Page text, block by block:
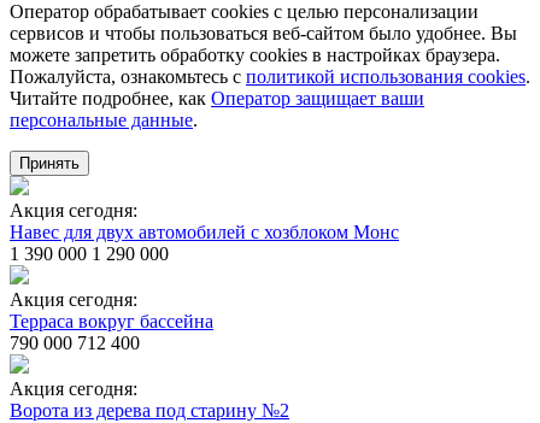
Оператор обрабатывает cookies с целью персонализации
сервисов и чтобы пользоваться веб-сайтом было удобнее. Вы
можете запретить обработку сookies в настройках браузера.
Пожалуйста, ознакомьтесь с политикой использования cookies.
Читайте подробнее, как Оператор защищает ваши
персональные данные.
Принять
Акция сегодня:
Навес для двух автомобилей с хозблоком Монс
1 390 000 1 290 000
Акция сегодня:
Терраса вокруг бассейна
790 000 712 400
Акция сегодня:
Ворота из дерева под старину №2